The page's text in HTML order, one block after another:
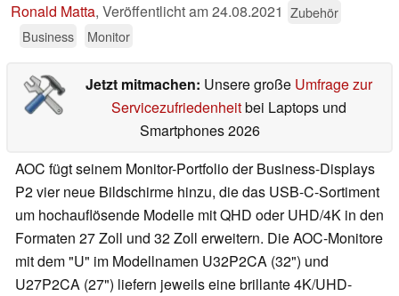
Ronald Matta, Veröffentlicht am24.08.2021 Zubehör
Business
Monitor
Jetzt mitmachen: Unsere große Umfrage zur
Servicezufriedenheitbei Laptops und
Smartphones 2026
AOC fügt seinem Monitor-Portfolio der Business-Displays
P2 vier neue Bildschirme hinzu, die das USB-C-Sortiment
um hochauflösende Modelle mit QHD oder UHD/4K in den
Formaten 27 Zoll und 32 Zoll erweitern. Die AOC-Monitore
mit dem "U" im Modellnamen U32P2CA (32") und
U27P2CA (27") liefern jeweils eine brillante 4K/UHD-